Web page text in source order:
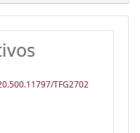
TFG2702